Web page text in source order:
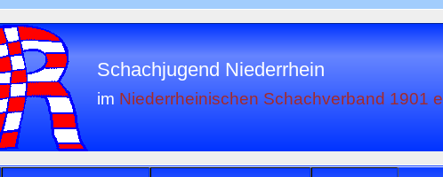
Schachjugend Niederrhein
im Niederrheinischen Schachverband 1901